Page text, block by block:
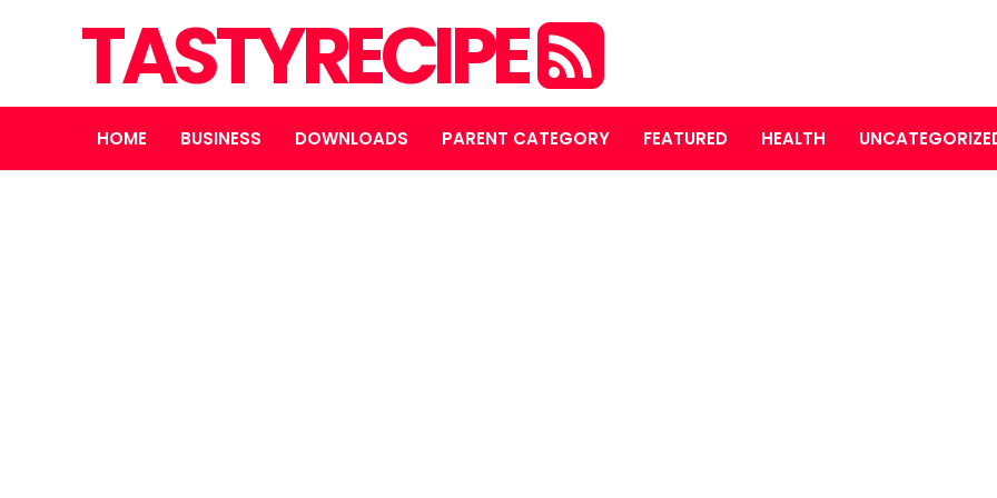
TASTYRECIPE
HOME BUSINESS DOWNLOADS PARENT CATEGORY FEATURED HEALTH